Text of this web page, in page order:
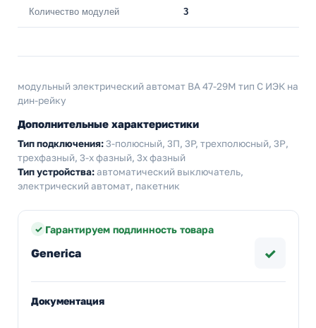
Количество модулей 3
модульный электрический автомат ВА 47-29М тип С ИЭК на
дин-рейку
Дополнительные характеристики
Тип подключения:3-полюсный, 3П, 3P, трехполюсный, 3Р,
трехфазный, 3-х фазный, 3х фазный
Тип устройства:автоматический выключатель,
электрический автомат, пакетник
Гарантируем подлинность товара
Generica ✓
Документация